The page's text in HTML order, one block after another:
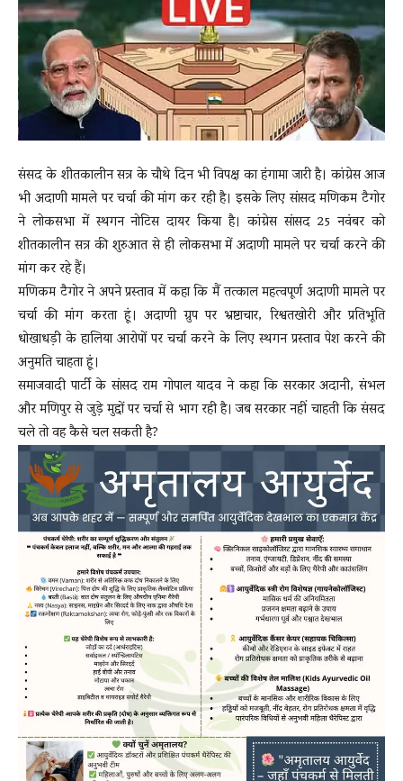
News
LIVE
संसद के शीतकालीन सत्र के चौथे दिन भी विपक्ष का हंगामा जारी है। कांग्रेस आज
भी अदाणी मामले पर चर्चा की मांग कर रही है। इसके लिए सांसद मणिकम टैगोर
ने लोकसभा में स्थगन नोटिस दायर किया है। कांग्रेस सांसद 25 नवंबर को
शीतकालीन सत्र की शुरुआत से ही लोकसभा में अदाणी मामले पर चर्चा करने की
मांग कर रहे हैं।
मणिकम टैगोर ने अपने प्रस्ताव में कहा कि मैं तत्काल महत्वपूर्ण अदाणी मामले पर
चर्चा की मांग करता हूं। अदाणी ग्रुप पर भ्रष्टाचार, रिश्वतखोरी और प्रतिभूति
धोखाधड़ी के हालिया आरोपों पर चर्चा करने के लिए स्थगन प्रस्ताव पेश करने की
अनुमति चाहता हूं।
समाजवादी पार्टी के सांसद राम गोपाल यादव ने कहा कि सरकार अदानी, संभल
और मणिपुर से जुड़े मुद्दों पर चर्चा से भाग रही है। जब सरकार नहीं चाहती कि संसद
चले तो वह कैसे चल सकती है?